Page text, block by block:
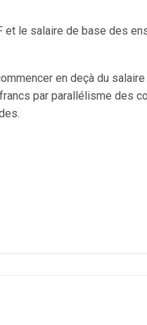
et le salaire de base des
en deçà du
par parallélisme des